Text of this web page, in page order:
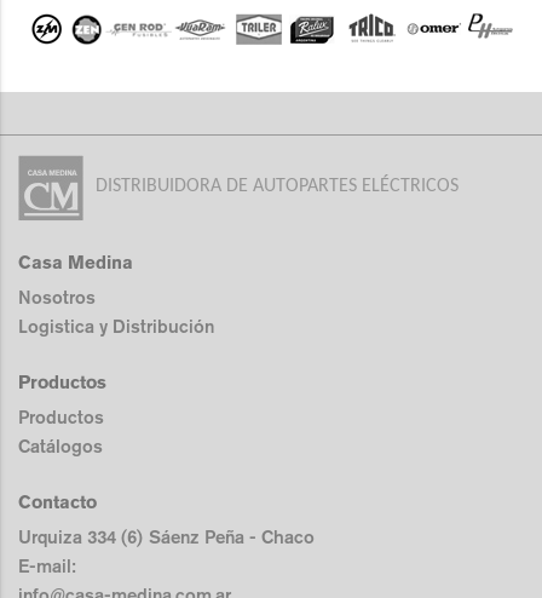
DISTRIBUIDORA DE AUTOPARTES ELÉCTRICOS
Casa Medina
Nosotros
Logistica y Distribución
Productos
Productos
Catálogos
Contacto
Urquiza 334 (6) Sáenz Peña - Chaco
E-mail: